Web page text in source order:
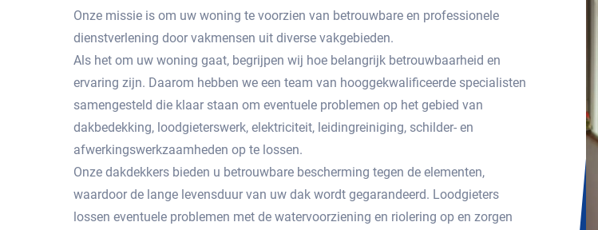
Onze missie is om uw woning te voorzien van betrouwbare en professionele
dienstverlening door vakmensen uit diverse vakgebieden.
Als het om uw woning gaat, begrijpen wij hoe belangrijk betrouwbaarheid en
ervaring zijn. Daarom hebben we een team van hooggekwalificeerde specialisten
samengesteld die klaar staan om eventuele problemen op het gebied van
dakbedekking, loodgieterswerk, elektriciteit, leidingreiniging, schilder- en
afwerkingswerkzaamheden op te lossen.
Onze dakdekkers bieden u betrouwbare bescherming tegen de elementen,
waardoor de lange levensduur van uw dak wordt gegarandeerd. Loodgieters
lossen eventuele problemen met de watervoorziening en riolering op en zorgen